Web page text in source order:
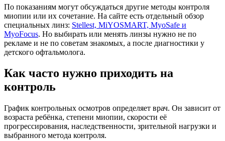
По показаниям могут обсуждаться другие методы контроля
миопии или их сочетание. На сайте есть отдельный обзор
специальных линз: Stellest, MiYOSMART, MyoSafe и
MyoFocus. Но выбирать или менять линзы нужно не по
рекламе и не по советам знакомых, а после диагностики у
детского офтальмолога.
Как часто нужно приходить на
контроль
График контрольных осмотров определяет врач. Он зависит от
возраста ребёнка, степени миопии, скорости её
прогрессирования, наследственности, зрительной нагрузки и
выбранного метода контроля.